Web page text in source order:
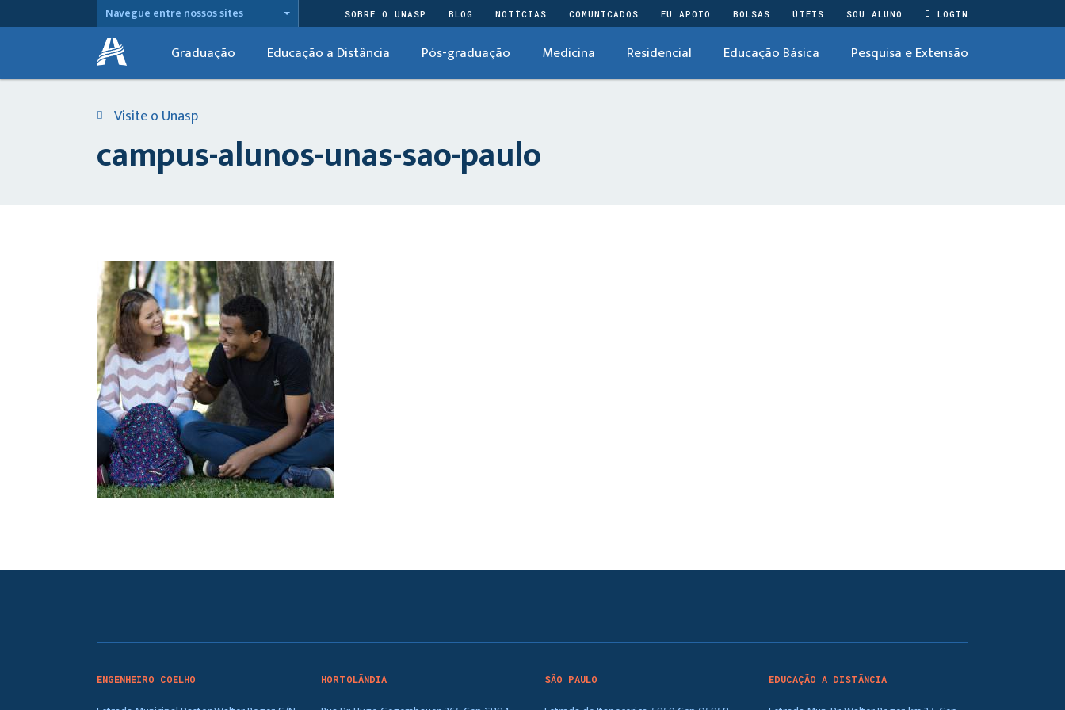
Navegue entre nossos sites SOBRE O UNASP BLOG NOTÍCIAS COMUNICADOS EU APOIO BOLSAS ÚTEIS SOU ALUNO LOGIN
Graduação Educação a Distância Pós-graduação Medicina Residencial Educação Básica Pesquisa e Extensão
Visite o Unasp
campus-alunos-unas-sao-paulo
ENGENHEIRO COELHO HORTOLÂNDIA SÃO PAULO EDUCAÇÃO A DISTÂNCIA